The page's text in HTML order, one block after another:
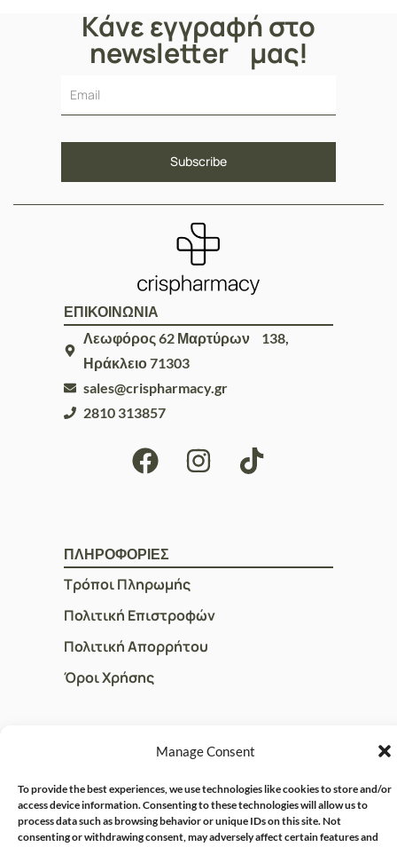
Manage Consent
To provide the best experiences, we use technologies like cookies to store and/or
access device information. Consenting to these technologies will allow us to
process data such as browsing behavior or unique IDs on this site. Not
consenting or withdrawing consent, may adversely affect certain features and
Κάνε εγγραφή στο
newsletter μας!
ΕΠΙΚΟΙΝΩΝΙΑ
Λεωφόρος 62 Μαρτύρων 138,
Ηράκλειο 71303
sales@crispharmacy.gr
2810 313857
ΠΛΗΡΟΦΟΡΙΕΣ
Τρόποι Πληρωμής
Πολιτική Επιστροφών
Πολιτική Απορρήτου
Όροι Χρήσης
ΓΡΗΓΟΡOI ΣΥΝΔΕΣΜΟΙ
Η Ομάδα μας
Επικοινωνία